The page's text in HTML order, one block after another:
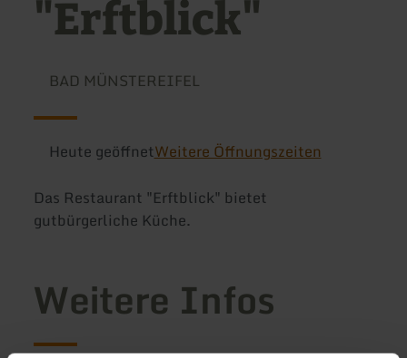
"Erftblick"
BAD MÜNSTEREIFEL
Heute geöffnetWeitere Öffnungszeiten
Das Restaurant "Erftblick" bietet
gutbürgerliche Küche.
Weitere Infos